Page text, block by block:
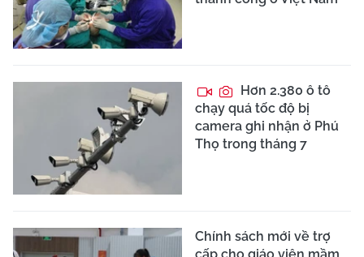
Hơn 2.380 ô tô
chạy quá tốc độ bị
camera ghi nhận ở Phú
Thọ trong tháng 7
Chính sách mới về trợ